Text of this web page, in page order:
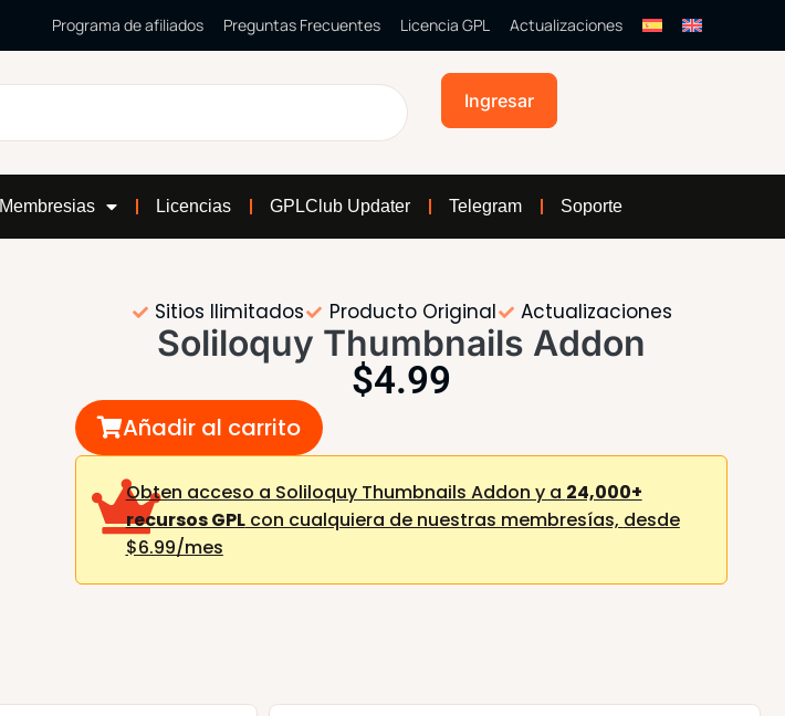
Programa de afiliados Preguntas Frecuentes Licencia GPL Actualizaciones
Ingresar
Membresias Licencias GPLClub Updater Telegram Soporte
Sitios Ilimitados Producto Original Actualizaciones
Soliloquy Thumbnails Addon
$4.99
Añadir al carrito
Obten acceso a Soliloquy Thumbnails Addon y a 24,000+
recursos GPLcon cualquiera de nuestras membresías, desde
$6.99/mes